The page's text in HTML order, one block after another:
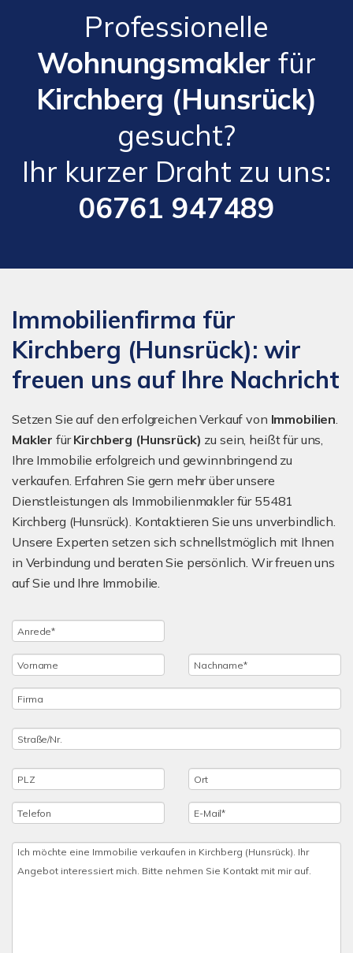
Professionelle
Wohnungsmaklerfür
Kirchberg (Hunsrück)
gesucht?
Ihr kurzer Draht zu uns:
06761 947489
Immobilienfirma für
Kirchberg (Hunsrück): wir
freuen uns auf Ihre Nachricht
Setzen Sie auf den erfolgreichen Verkauf von Immobilien.
Makler fürKirchberg (Hunsrück) zu sein, heißt für uns,
Ihre Immobilie erfolgreich und gewinnbringend zu
verkaufen. Erfahren Sie gern mehr über unsere
Dienstleistungen als Immobilienmakler für 55481
Kirchberg (Hunsrück). Kontaktieren Sie uns unverbindlich.
Unsere Experten setzen sich schnellstmöglich mit Ihnen
in Verbindung und beraten Sie persönlich. Wir freuen uns
auf Sie und Ihre Immobilie.